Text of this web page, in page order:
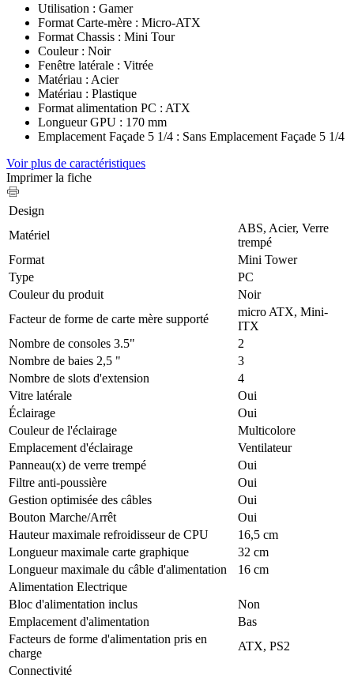
Utilisation : Gamer
Format Carte-mère : Micro-ATX
Format Chassis : Mini Tour
Couleur : Noir
Fenêtre latérale : Vitrée
Matériau : Acier
Matériau : Plastique
Format alimentation PC : ATX
Longueur GPU : 170 mm
Emplacement Façade 5 1/4 : Sans Emplacement Façade 5 1/4
Voir plus de caractéristiques
Imprimer la fiche
Design
Matériel
ABS, Acier, Verre
trempé
Format
Mini Tower
Type
PC
Couleur du produit
Noir
Facteur de forme de carte mère supporté
micro ATX, Mini-
ITX
Nombre de consoles 3.5"
2
Nombre de baies 2,5 "
3
Nombre de slots d'extension
4
Vitre latérale
Oui
Éclairage
Oui
Couleur de l'éclairage
Multicolore
Emplacement d'éclairage
Ventilateur
Panneau(x) de verre trempé
Oui
Filtre anti-poussière
Oui
Gestion optimisée des câbles
Oui
Bouton Marche/Arrêt
Oui
Hauteur maximale refroidisseur de CPU
16,5 cm
Longueur maximale carte graphique
32 cm
Longueur maximale du câble d'alimentation
16 cm
Alimentation Electrique
Bloc d'alimentation inclus
Non
Emplacement d'alimentation
Bas
Facteurs de forme d'alimentation pris en
charge
ATX, PS2
Connectivité